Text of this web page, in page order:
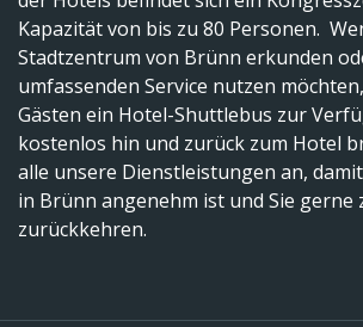
Kapazität von bis zu 80 Personen.
Stadtzentrum von Brünn erkunden
umfassenden Service nutzen
Gästen ein Hotel-Shuttlebus zur
kostenlos hin und zurück zum Hotel
alle unsere Dienstleistungen an,
in Brünn angenehm ist und Sie gerne
zurückkehren.